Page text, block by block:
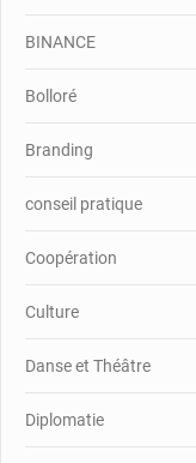
BINANCE
Bolloré
Branding
conseil pratique
Coopération
Culture
Danse et Théâtre
Diplomatie